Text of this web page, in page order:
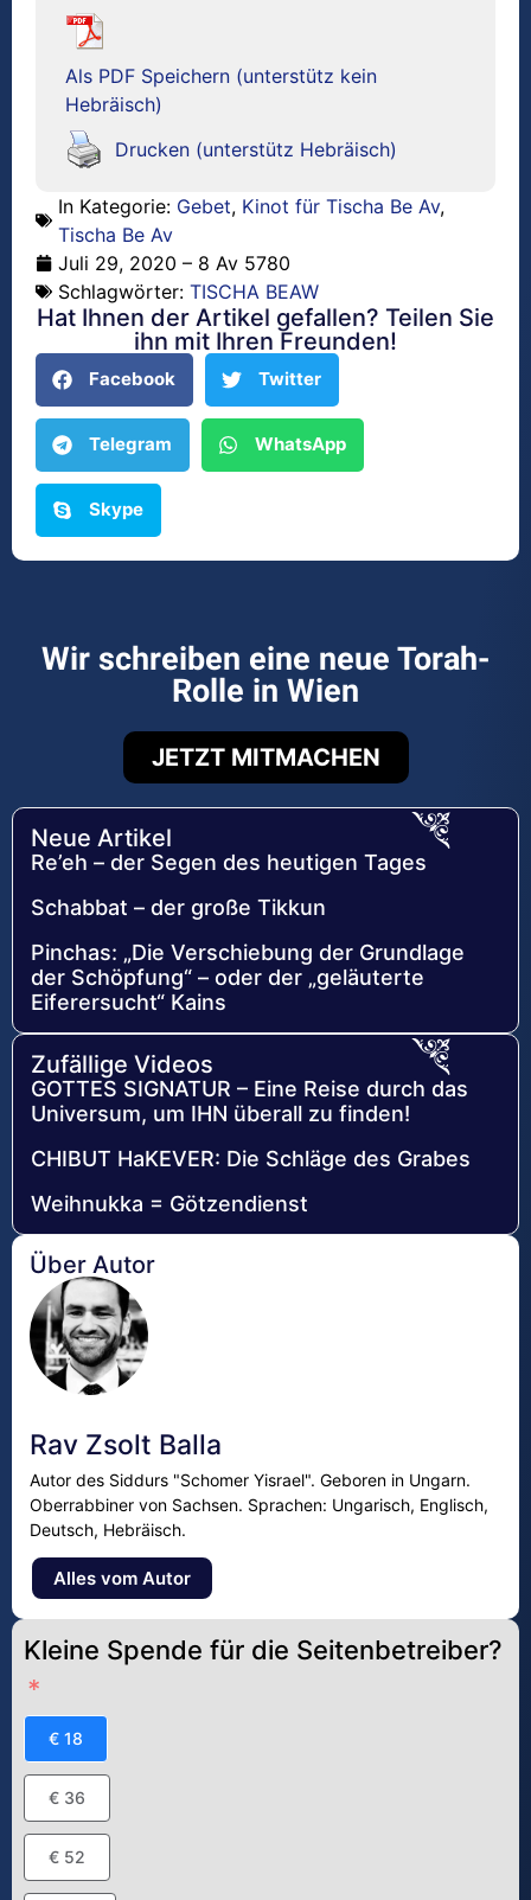
Als PDF Speichern (unterstütz kein
Hebräisch)
Drucken (unterstütz Hebräisch)
In Kategorie: Gebet, Kinot für Tischa Be Av,
Tischa Be Av
Juli 29, 2020 – 8 Av 5780
Schlagwörter: TISCHA BEAW
Hat Ihnen der Artikel gefallen? Teilen Sie
ihn mit Ihren Freunden!
Facebook Twitter
Telegram WhatsApp
Skype
Wir schreiben eine neue Torah-
Rolle in Wien
JETZT MITMACHEN
Neue Artikel
Re’eh – der Segen des heutigen Tages
Schabbat – der große Tikkun
Pinchas: „Die Verschiebung der Grundlage
der Schöpfung“ – oder der „geläuterte
Eiferersucht“ Kains
Zufällige Videos
GOTTES SIGNATUR – Eine Reise durch das
Universum, um IHN überall zu finden!
CHIBUT HaKEVER: Die Schläge des Grabes
Weihnukka = Götzendienst
Über Autor
Rav Zsolt Balla
Autor des Siddurs "Schomer Yisrael". Geboren in Ungarn.
Oberrabbiner von Sachsen. Sprachen: Ungarisch, Englisch,
Deutsch, Hebräisch.
Alles vom Autor
Kleine Spende für die Seitenbetreiber?
€ 18
€ 36
€ 52